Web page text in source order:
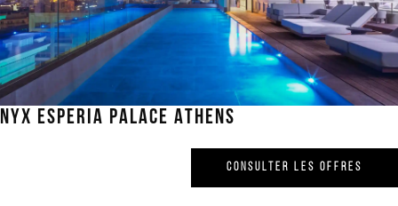
NYX ESPERIA PALACE ATHENS
CONSULTER LES OFFRES